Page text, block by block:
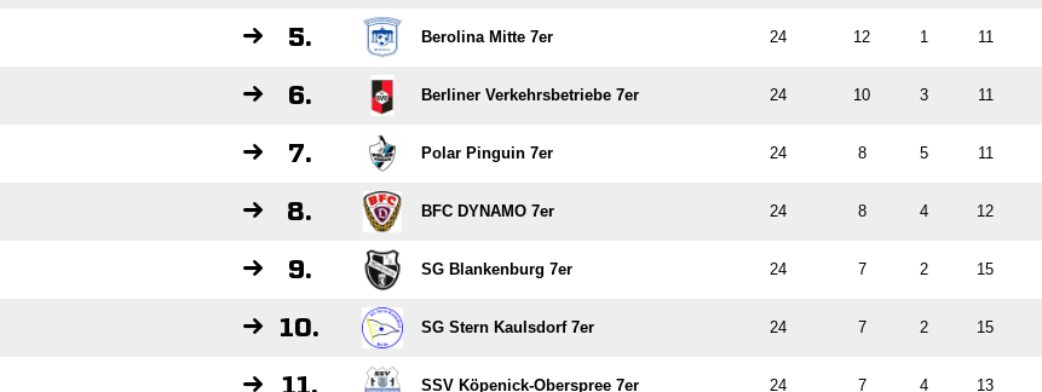
5. Berolina Mitte 7er 24 12 1 11
6. Berliner Verkehrsbetriebe 7er 24 10 3 11
7. Polar Pinguin 7er 24 8 5 11
8. BFC DYNAMO 7er 24 8 4 12
9. SG Blankenburg 7er 24 7 2 15
10. SG Stern Kaulsdorf 7er 24 7 2 15
11. SSV Köpenick-Oberspree 7er 24 7 4 13